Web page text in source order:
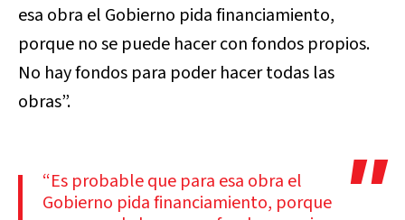
esa obra el Gobierno pida financiamiento,
porque no se puede hacer con fondos propios.
No hay fondos para poder hacer todas las
obras”.
“Es probable que para esa obra el
Gobierno pida financiamiento, porque